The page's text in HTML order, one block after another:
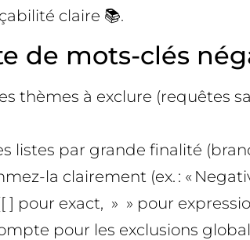
claire 📚.
de mots-clés
thèmes à exclure (requêtes
listes par grande finalité
la clairement (ex. : «
] pour exact, » » pour
pour les exclusions